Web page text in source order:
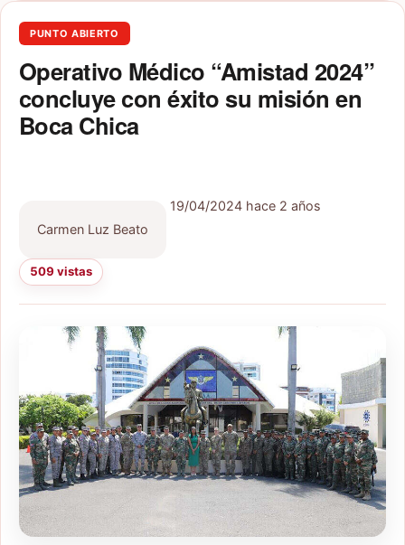
PUNTO ABIERTO
Operativo Médico “Amistad 2024”
concluye con éxito su misión en
Boca Chica
Carmen Luz Beato
19/04/2024 hace 2 años
509 vistas